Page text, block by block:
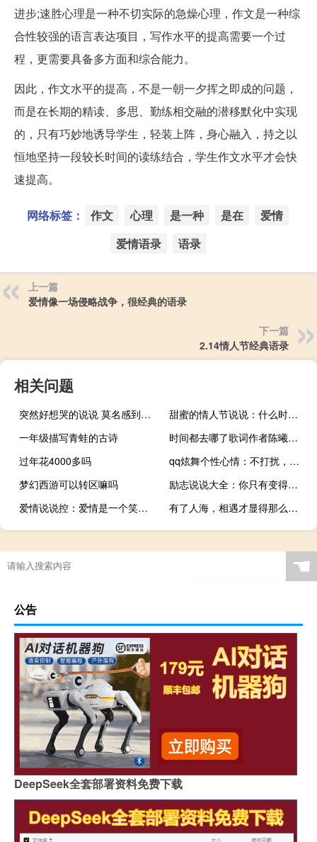
进步;速胜心理是一种不切实际的急燥心理，作文是一种综
合性较强的语言表达项目，写作水平的提高需要一个过
程，更需要具备多方面和综合能力。
因此，作文水平的提高，不是一朝一夕挥之即成的问题，
而是在长期的精读、多思、勤练相交融的潜移默化中实现
的，只有巧妙地诱导学生，轻装上阵，身心融入，持之以
恒地坚持一段较长时间的读练结合，学生作文水平才会快
速提高。
网络标签： 作文 心理 是一种 是在
爱情
爱情语录
语录
上一篇
爱情像一场侵略战争，很经典的语录
下一篇
2.14情人节经典语录
相关问题
突然好想哭的说说 莫名感到心烦心累的句子
甜蜜的情人节说说：什么时候想嫁人了就告诉我，我娶你
一年级描写青蛙的古诗
时间都去哪了歌词作者陈曦（时间都去哪了歌词）
过年花4000多吗
qq炫舞个性心情：不打扰，是我最后的温柔
梦幻西游可以转区嘛吗
励志说说大全：你只有变得足够强大，才可以保护好你爱的人
爱情说说控：爱情是一个笑话，笑坏了别人，哭疼了自己
有了人海，相遇才显得那么意外
☚
公告
DeepSeek全套部署资料免费下载